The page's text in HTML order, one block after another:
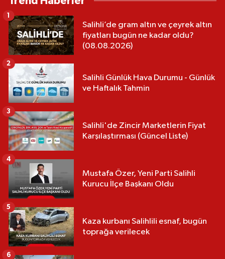
Salihli’de gram altın ve çeyrek altın
fiyatları bugün ne kadar oldu?
(08.08.2026)
1
Salihli Günlük Hava Durumu - Günlük
ve Haftalık Tahmin
2
Salihli'de Zincir Marketlerin Fiyat
Karşılaştırması (Güncel Liste)
3
Mustafa Özer, Yeni Parti Salihli
Kurucu İlçe Başkanı Oldu
4
Kaza kurbanı Salihlili esnaf, bugün
toprağa verilecek
5
6